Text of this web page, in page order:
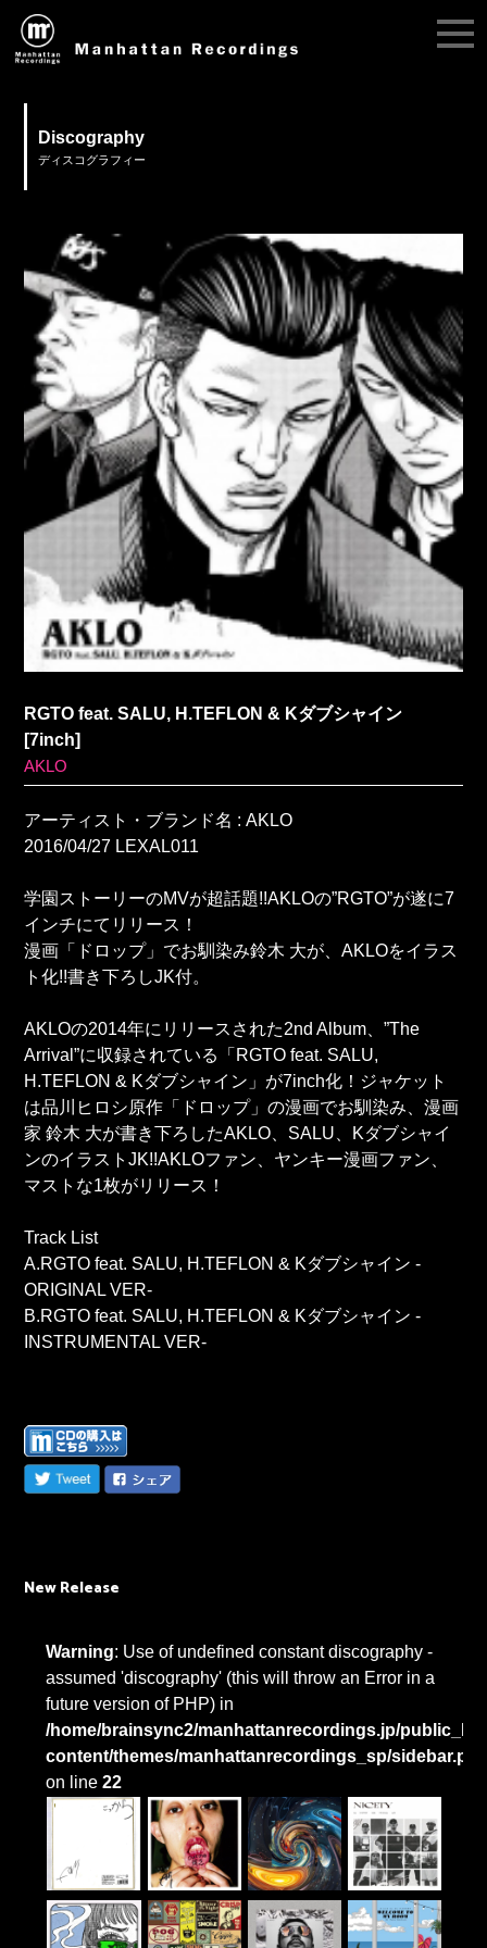
Discography
ディスコグラフィー
RGTO feat. SALU, H.TEFLON & Kダブシャイン
[7inch]
AKLO
アーティスト・ブランド名 : AKLO
2016/04/27 LEXAL011
学園ストーリーのMVが超話題!!AKLOの”RGTO”が遂に7
インチにてリリース！
漫画「ドロップ」でお馴染み鈴木 大が、AKLOをイラス
ト化!!書き下ろしJK付。
AKLOの2014年にリリースされた2nd Album、”The
Arrival”に収録されている「RGTO feat. SALU,
H.TEFLON & Kダブシャイン」が7inch化！ジャケット
は品川ヒロシ原作「ドロップ」の漫画でお馴染み、漫画
家 鈴木 大が書き下ろしたAKLO、SALU、Kダブシャイ
ンのイラストJK!!AKLOファン、ヤンキー漫画ファン、
マストな1枚がリリース！
Track List
A.RGTO feat. SALU, H.TEFLON & Kダブシャイン -
ORIGINAL VER-
B.RGTO feat. SALU, H.TEFLON & Kダブシャイン -
INSTRUMENTAL VER-
New Release
Warning: Use of undefined constant discography -
assumed 'discography' (this will throw an Error in a
future version of PHP) in
/home/brainsync2/manhattanrecordings.jp/
content/themes/manhattanrecordings_sp/
on line22